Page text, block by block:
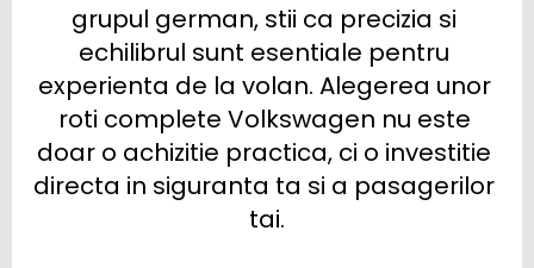
grupul german, stii ca precizia si
echilibrul sunt esentiale pentru
experienta de la volan. Alegerea unor
roti complete Volkswagen nu este
doar o achizitie practica, ci o investitie
directa in siguranta ta si a pasagerilor
tai.